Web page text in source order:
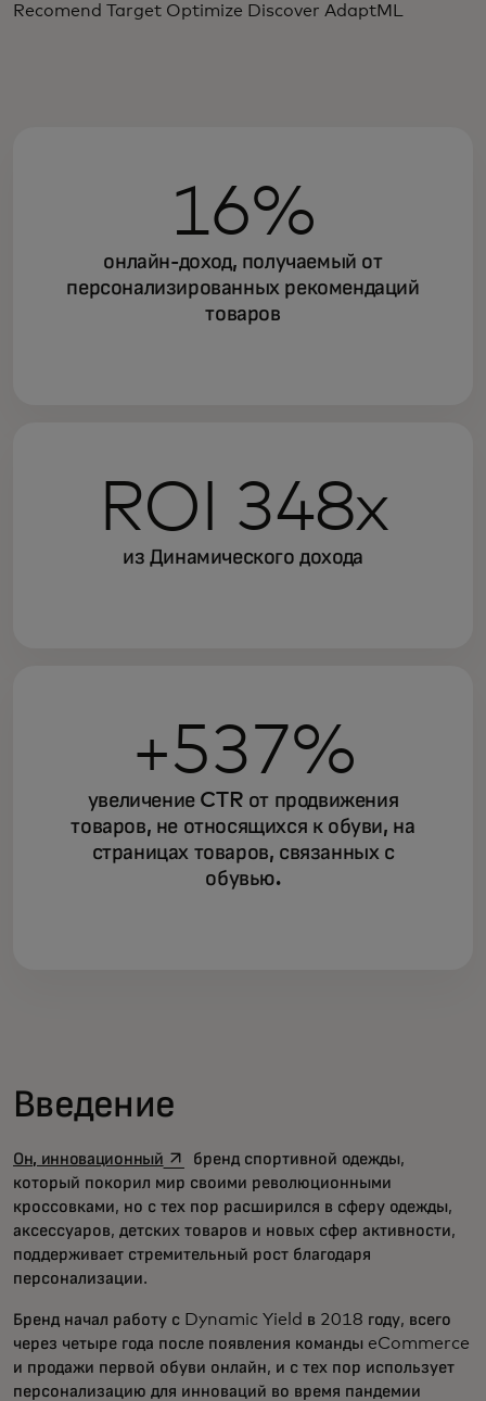
Recomend Target Optimize Discover AdaptML
16%
онлайн-доход, получаемый от
персонализированных рекомендаций
товаров
ROI 348x
из Динамического дохода
+537%
увеличение CTR от продвижения
товаров, не относящихся к обуви, на
страницах товаров, связанных с
обувью.
Введение
Он, инновационныйopens in a new tab
бренд спортивной одежды,
который покорил мир своими революционными
кроссовками, но с тех пор расширился в сферу одежды,
аксессуаров, детских товаров и новых сфер активности,
поддерживает стремительный рост благодаря
персонализации.
Бренд начал работу с Dynamic Yield в 2018 году, всего
через четыре года после появления команды eCommerce
и продажи первой обуви онлайн, и с тех пор использует
персонализацию для инноваций во время пандемии